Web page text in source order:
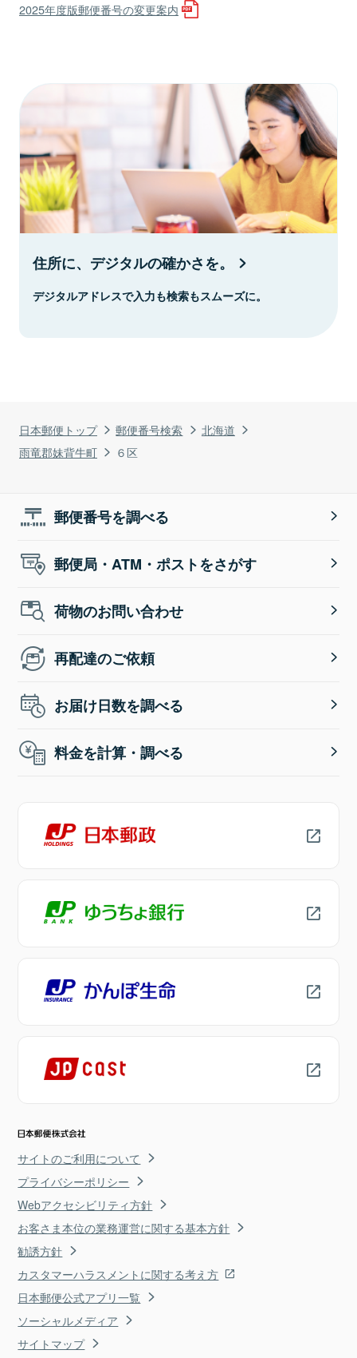
日本郵便トップ 郵便番号検索
北海道
雨竜郡妹背牛町
６区
2025年度版郵便番号の変更案内
住所に、デジタルの確かさを。
デジタルアドレスで入力も検索もスムーズに。
郵便番号を調べる
郵便局・ATM・ポストをさがす
荷物のお問い合わせ
再配達のご依頼
お届け日数を調べる
料金を計算・調べる
サイトのご利用について
プライバシーポリシー
Webアクセシビリティ方針
お客さま本位の業務運営に関する基本方針
勧誘方針
カスタマーハラスメントに関する考え方
日本郵便公式アプリ一覧
ソーシャルメディア
サイトマップ